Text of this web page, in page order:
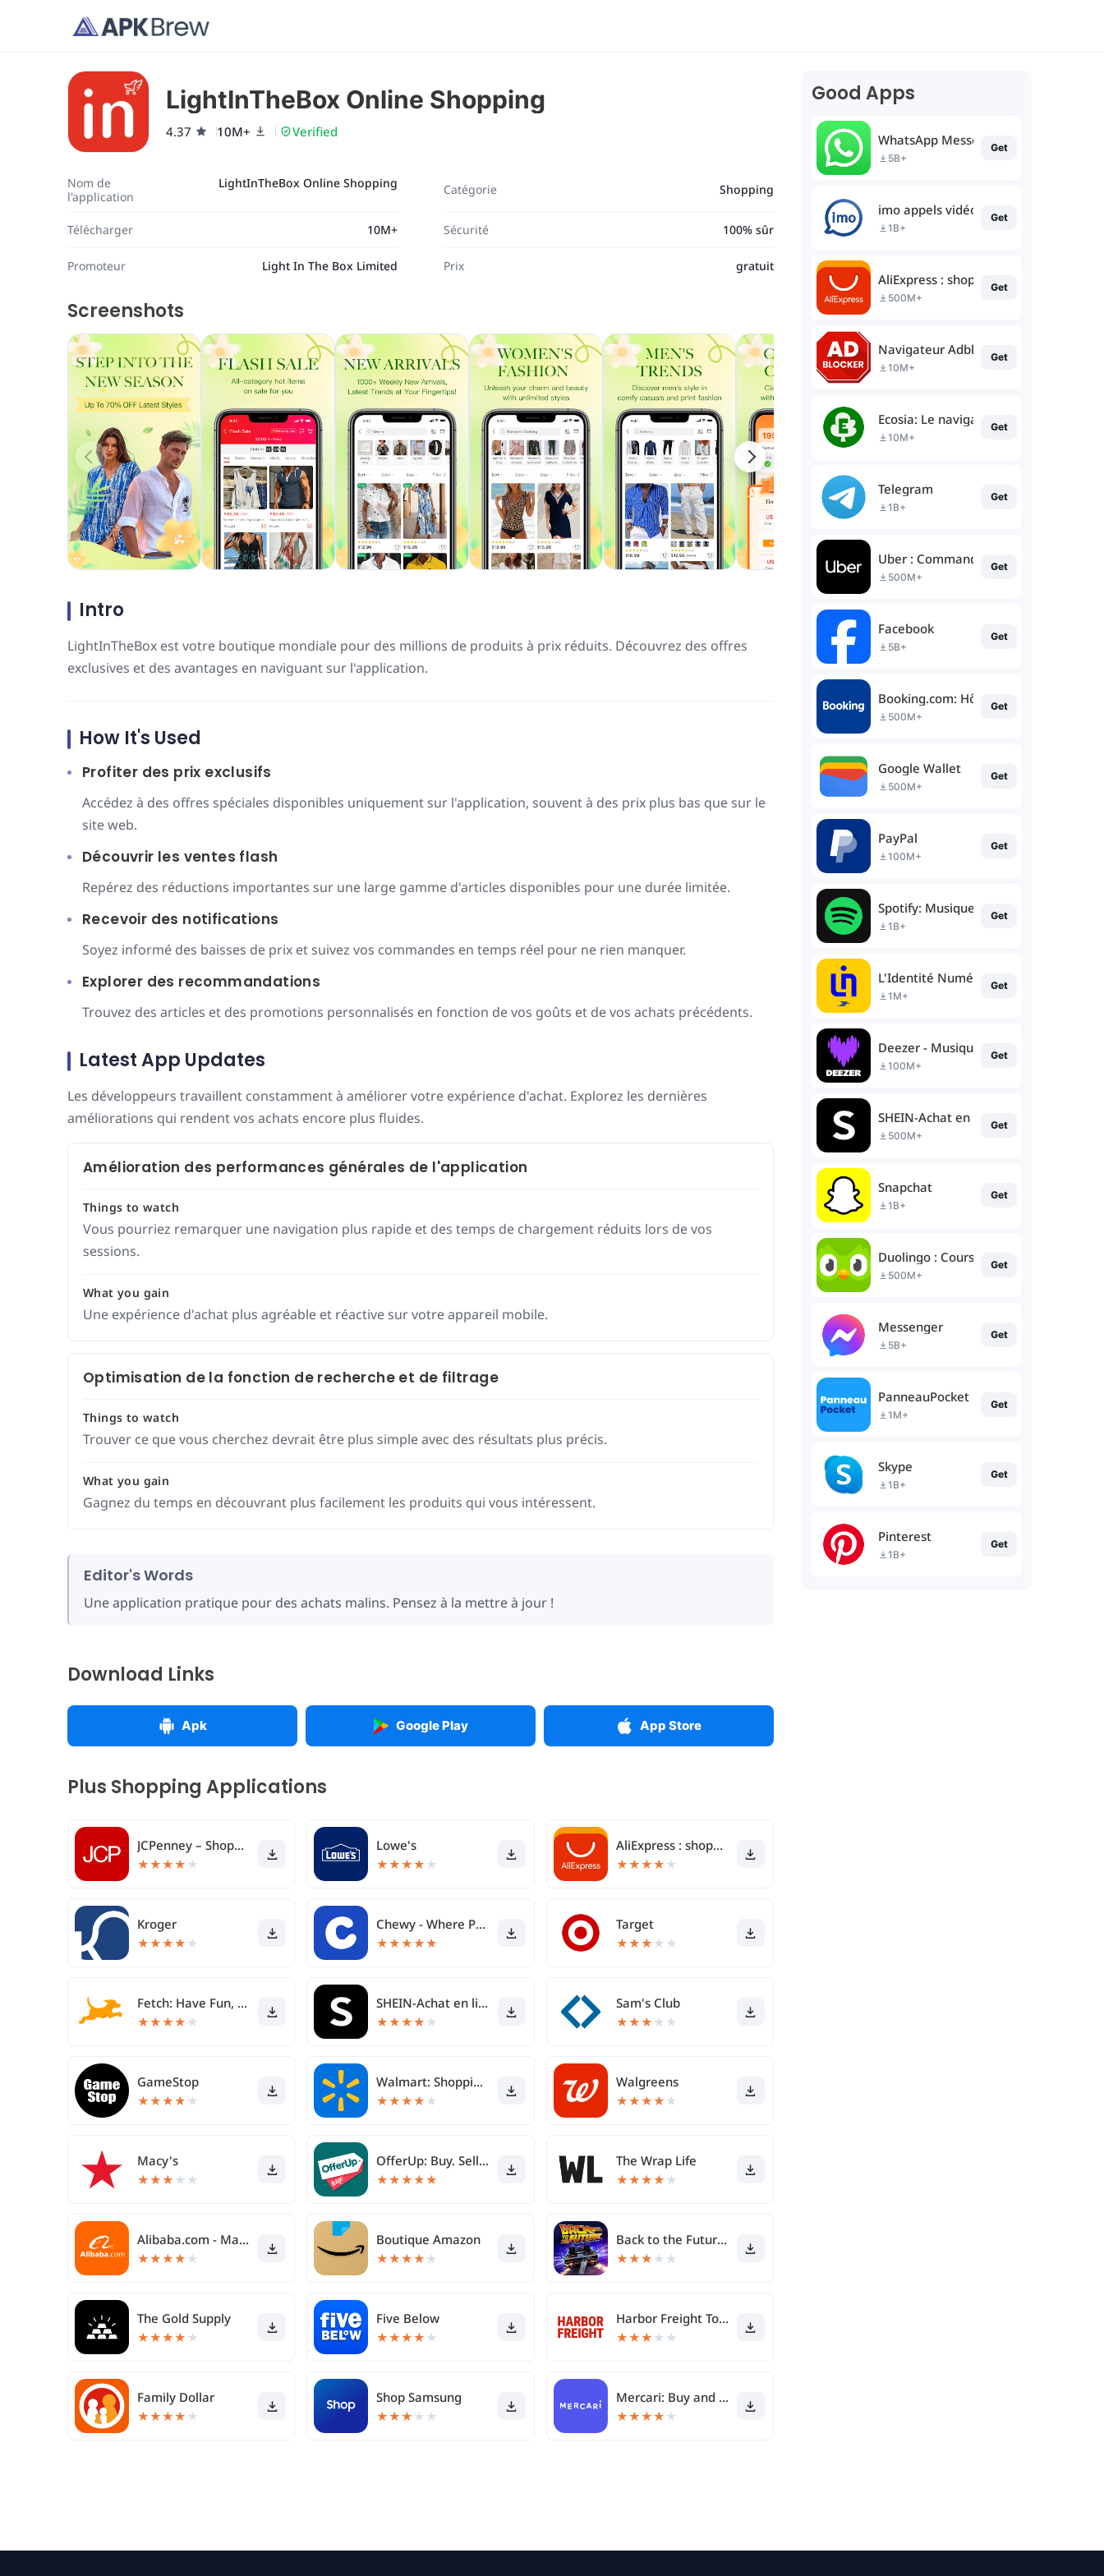
LightInTheBox Online Shopping
4.37 10M+ Verified
Nom de
l'application
LightInTheBox Online Shopping Catégorie Shopping
Télécharger 10M+ Sécurité 100% sûr
Promoteur Light In The Box Limited Prix gratuit
Screenshots
Intro
LightInTheBox est votre boutique mondiale pour des millions de produits à prix réduits. Découvrez des offres
exclusives et des avantages en naviguant sur l'application.
How It's Used
Profiter des prix exclusifs
Accédez à des offres spéciales disponibles uniquement sur l'application, souvent à des prix plus bas que sur le
site web.
Découvrir les ventes flash
Repérez des réductions importantes sur une large gamme d'articles disponibles pour une durée limitée.
Recevoir des notifications
Soyez informé des baisses de prix et suivez vos commandes en temps réel pour ne rien manquer.
Explorer des recommandations
Trouvez des articles et des promotions personnalisés en fonction de vos goûts et de vos achats précédents.
Latest App Updates
Les développeurs travaillent constamment à améliorer votre expérience d'achat. Explorez les dernières
améliorations qui rendent vos achats encore plus fluides.
Amélioration des performances générales de l'application
Things to watch
Vous pourriez remarquer une navigation plus rapide et des temps de chargement réduits lors de vos
sessions.
What you gain
Une expérience d'achat plus agréable et réactive sur votre appareil mobile.
Optimisation de la fonction de recherche et de filtrage
Things to watch
Trouver ce que vous cherchez devrait être plus simple avec des résultats plus précis.
What you gain
Gagnez du temps en découvrant plus facilement les produits qui vous intéressent.
Editor's Words
Une application pratique pour des achats malins. Pensez à la mettre à jour !
Download Links
Apk Google Play App Store
Plus Shopping Applications
JCPenney – Shopping & Deals
★★★★ ★
Lowe's
★★★★ ★
AliExpress : shopping en ligne
★★★★ ★
Kroger
★★★★ ★
Chewy - Where Pet Lovers Shop
★★★★★
Target
★★★ ★ ★
Fetch: Have Fun, Save Money
★★★★ ★
SHEIN-Achat en ligne
★★★★ ★
Sam's Club
★★★ ★ ★
GameStop
★★★★ ★
Walmart: Shopping & Savings
★★★★ ★
Walgreens
★★★★ ★
Macy's
★★★ ★ ★
OfferUp: Buy. Sell. Letgo.
★★★★★
The Wrap Life
★★★★ ★
Alibaba.com - Marché B2B
★★★★ ★
Boutique Amazon
★★★★ ★
Back to the Future™
★★★ ★ ★
The Gold Supply
★★★★ ★
Five Below
★★★★ ★
Harbor Freight Tools
★★★ ★ ★
Family Dollar
★★★★ ★
Shop Samsung
★★★ ★ ★
Mercari: Buy and Sell App
★★★★ ★
Good Apps
WhatsApp Messenger
5B+
Get
imo appels vidéo
1B+
Get
AliExpress : shopping en ligne
500M+
Get
Navigateur Adblocker: Adblock
10M+
Get
Ecosia: Le navigateur écolo
10M+
Get
Telegram
1B+
Get
Uber : Commander une course
500M+
Get
Facebook
5B+
Get
Booking.com: Hôtels et voyage
500M+
Get
Google Wallet
500M+
Get
PayPal
100M+
Get
Spotify: Musique & podcasts
1B+
Get
L'Identité Numérique La Poste
1M+
Get
Deezer - Musique & Podcast
100M+
Get
SHEIN-Achat en ligne
500M+
Get
Snapchat
1B+
Get
Duolingo : Cours de Langue
500M+
Get
Messenger
5B+
Get
PanneauPocket
1M+
Get
Skype
1B+
Get
Pinterest
1B+
Get